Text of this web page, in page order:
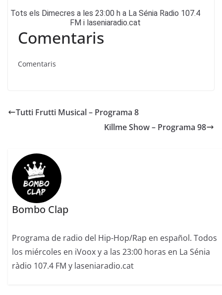
Tots els Dimecres a les 23:00 h a La Sénia Radio 107.4
FM i laseniaradio.cat
Comentaris
Comentaris
Tutti Frutti Musical – Programa 8
Killme Show – Programa 98
Bombo Clap
Programa de radio del Hip-Hop/Rap en español. Todos
los miércoles en iVoox y a las 23:00 horas en La Sénia
ràdio 107.4 FM y laseniaradio.cat